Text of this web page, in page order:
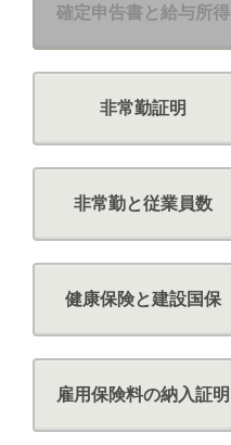
確定申告書と給与所得
非常勤証明
非常勤と従業員数
健康保険と建設国保
雇用保険料の納入証明